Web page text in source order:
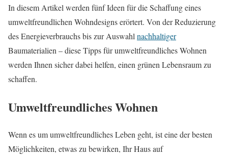
In diesem Artikel werden fünf Ideen für die Schaffung eines
umweltfreundlichen Wohndesigns erörtert. Von der Reduzierung
des Energieverbrauchs bis zur Auswahl nachhaltiger
Baumaterialien – diese Tipps für umweltfreundliches Wohnen
werden Ihnen sicher dabei helfen, einen grünen Lebensraum zu
schaffen.
Umweltfreundliches Wohnen
Wenn es um umweltfreundliches Leben geht, ist eine der besten
Möglichkeiten, etwas zu bewirken, Ihr Haus auf